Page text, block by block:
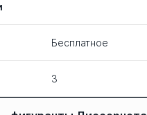
Бесплатное
3